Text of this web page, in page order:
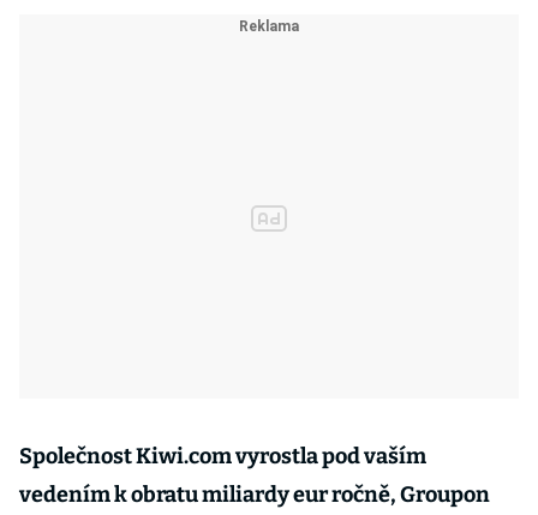
Společnost Kiwi.com vyrostla pod vaším
vedením k obratu miliardy eur ročně, Groupon